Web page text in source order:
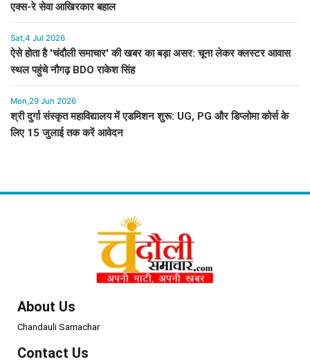
एक्स-रे सेवा आखिरकार बहाल
Sat,4 Jul 2026
ऐसे होता है 'चंदौली समाचार' की खबर का बड़ा असर: चूना लेकर क्लस्टर आवास
स्थल पहुंचे नौगढ़ BDO राकेश सिंह
Mon,29 Jun 2026
श्री दुर्गा संस्कृत महाविद्यालय में एडमिशन शुरू: UG, PG और डिप्लोमा कोर्स के
लिए 15 जुलाई तक करें आवेदन
About Us
Chandauli Samachar
Contact Us